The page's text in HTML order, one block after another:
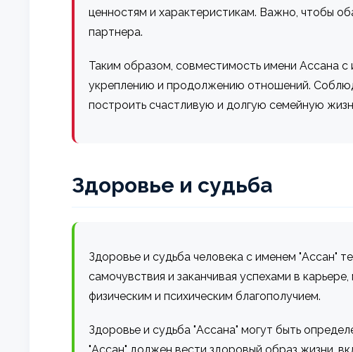
ценностям и характеристикам. Важно, чтобы
партнера.
Таким образом, совместимость имени Ассана
укреплению и продолжению отношений.
построить счастливую и долгую семейную
Здоровье и судьба
Здоровье и судьба человека с именем "Ассан"
самочувствия и заканчивая успехами в
физическим и психическим благополучием.
Здоровье и судьба "Ассана" могут быть